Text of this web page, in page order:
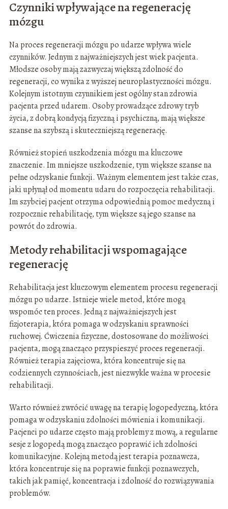
Czynniki wpływające na regenerację
mózgu
Na proces regeneracji mózgu po udarze wpływa wiele
czynników. Jednym z najważniejszych jest wiek pacjenta.
Młodsze osoby mają zazwyczaj większą zdolność do
regeneracji, co wynika z wyższej neuroplastyczności mózgu.
Kolejnym istotnym czynnikiem jest ogólny stan zdrowia
pacjenta przed udarem. Osoby prowadzące zdrowy tryb
życia, z dobrą kondycją fizyczną i psychiczną, mają większe
szanse na szybszą i skuteczniejszą regenerację.
Również stopień uszkodzenia mózgu ma kluczowe
znaczenie. Im mniejsze uszkodzenie, tym większe szanse na
pełne odzyskanie funkcji. Ważnym elementem jest także czas,
jaki upłynął od momentu udaru do rozpoczęcia rehabilitacji.
Im szybciej pacjent otrzyma odpowiednią pomoc medyczną i
rozpocznie rehabilitację, tym większe są jego szanse na
powrót do zdrowia.
Metody rehabilitacji wspomagające
regenerację
Rehabilitacja jest kluczowym elementem procesu regeneracji
mózgu po udarze. Istnieje wiele metod, które mogą
wspomóc ten proces. Jedną z najważniejszych jest
fizjoterapia, która pomaga w odzyskaniu sprawności
ruchowej. Ćwiczenia fizyczne, dostosowane do możliwości
pacjenta, mogą znacząco przyspieszyć proces regeneracji.
Również terapia zajęciowa, która koncentruje się na
codziennych czynnościach, jest niezwykle ważna w procesie
rehabilitacji.
Warto również zwrócić uwagę na terapię logopedyczną, która
pomaga w odzyskaniu zdolności mówienia i komunikacji.
Pacjenci po udarze często mają problemy z mową, a regularne
sesje z logopedą mogą znacząco poprawić ich zdolności
komunikacyjne. Kolejną metodą jest terapia poznawcza,
która koncentruje się na poprawie funkcji poznawczych,
takich jak pamięć, koncentracja i zdolność do rozwiązywania
problemów.